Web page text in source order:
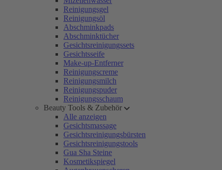
Reinigungsgel
Reinigungsöl
Abschminkpads
Abschminktücher
Gesichtsreinigungssets
Gesichtsseife
Make-up-Entferner
Reinigungscreme
Reinigungsmilch
Reinigungspuder
Reinigungsschaum
Beauty Tools & Zubehör
Alle anzeigen
Gesichtsmassage
Gesichtsreinigungsbürsten
Gesichtsreinigungstools
Gua Sha Steine
Kosmetikspiegel